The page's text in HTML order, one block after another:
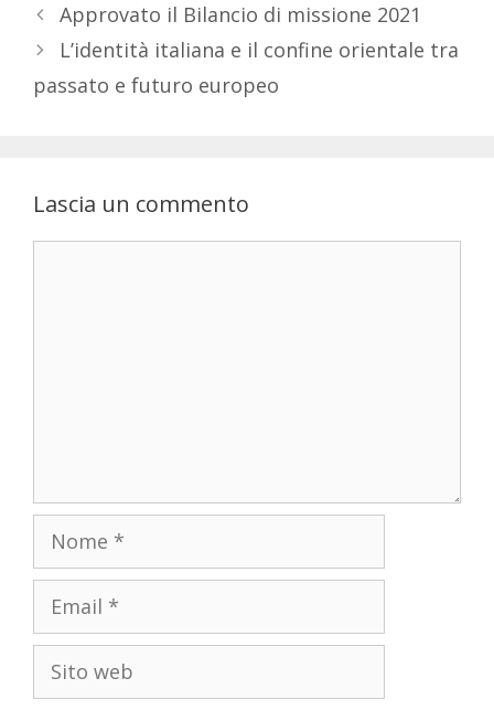
Approvato il Bilancio di missione 2021
L’identità italiana e il confine orientale tra
passato e futuro europeo
Lascia un commento